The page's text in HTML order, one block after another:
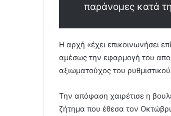
παράνομες κατά τη
Η αρχή «έχει επικοινωνήσει
αμέσως την εφαρμογή του
αξιωματούχος του
Την απόφαση χαιρέτισε η
ζήτημα που έθεσα τον